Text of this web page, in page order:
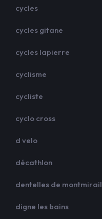
cycles
cycles gitane
cycles lapierre
cyclisme
cycliste
cyclo cross
d velo
décathlon
dentelles de montmirail
digne les bains